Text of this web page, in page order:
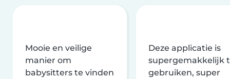
Mooie en veilige
manier om
babysitters te vinden
Deze applicatie is
supergemakkelijk
gebruiken, super